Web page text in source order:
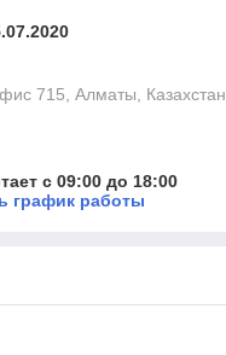
715, Алматы, Казахстан
с 09:00 до 18:00
график работы